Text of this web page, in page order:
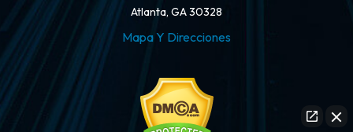
Atlanta, GA 30328
Mapa Y Direcciones